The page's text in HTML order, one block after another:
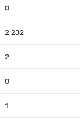
0
2 232
2
0
1